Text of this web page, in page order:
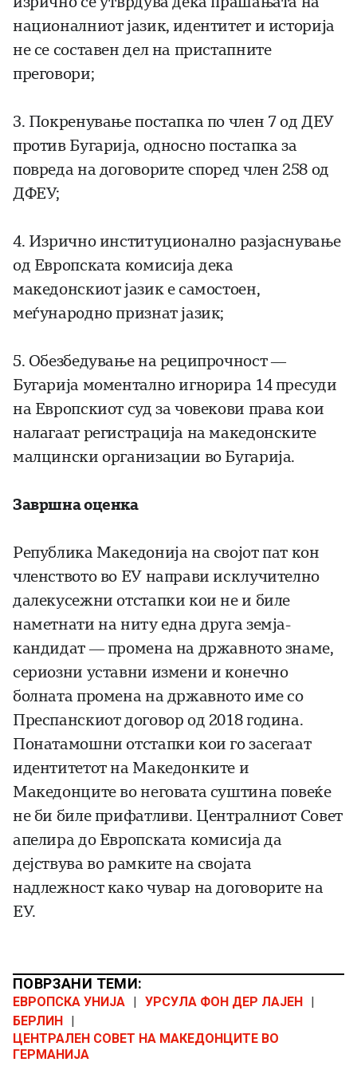
националниот јазик, идентитет и историја
не се составен дел на пристапните
преговори;
3. Покренување постапка по член 7 од ДЕУ
против Бугарија, односно постапка за
повреда на договорите според член 258 од
ДФЕУ;
4. Изрично институционално разјаснување
од Европската комисија дека
македонскиот јазик е самостоен,
меѓународно признат јазик;
5. Обезбедување на реципрочност —
Бугарија моментално игнорира 14 пресуди
на Европскиот суд за човекови права кои
налагаат регистрација на македонските
малцински организации во Бугарија.
Завршна оценка
Република Македонија на својот пат кон
членството во ЕУ направи исклучително
далекусежни отстапки кои не и биле
наметнати на ниту една друга земја-
кандидат — промена на државното знаме,
сериозни уставни измени и конечно
болната промена на државното име со
Преспанскиот договор од 2018 година.
Понатамошни отстапки кои го засегаат
идентитетот на Македонките и
Македонците во неговата суштина повеќе
не би биле прифатливи. Централниот Совет
апелира до Европската комисија да
дејствува во рамките на својата
надлежност како чувар на договорите на
ЕУ.
ПОВРЗАНИ ТЕМИ:
ЕВРОПСКА УНИЈА | УРСУЛА ФОН ДЕР ЛАЈЕН |
БЕРЛИН |
ЦЕНТРАЛЕН СОВЕТ НА МАКЕДОНЦИТЕ ВО
ГЕРМАНИЈА